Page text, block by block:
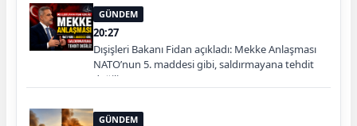
GÜNDEM
20:27
Dışişleri Bakanı Fidan açıkladı: Mekke Anlaşması
NATO’nun 5. maddesi gibi, saldırmayana tehdit
değiliz
GÜNDEM